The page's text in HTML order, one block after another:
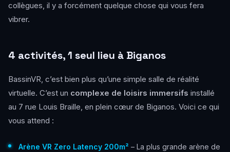
collègues, il y a forcément quelque chose qui vous fera
vibrer.
4 activités, 1 seul lieu à Biganos
BassinVR, c’est bien plus qu’une simple salle de réalité
virtuelle. C’est un complexe de loisirs immersifs installé
au 7 rue Louis Braille, en plein cœur de Biganos. Voici ce qui
vous attend :
Arène VR Zero Latency 200m² – La plus grande arène de